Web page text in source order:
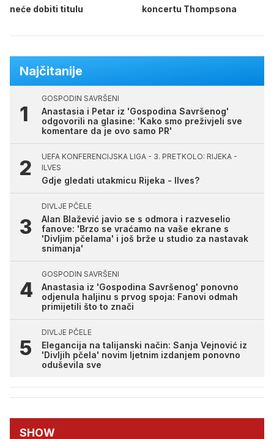
neće dobiti titulu
koncertu Thompsona
Najčitanije
GOSPODIN SAVRŠENI
Anastasia i Petar iz 'Gospodina Savršenog'
odgovorili na glasine: 'Kako smo preživjeli sve
komentare da je ovo samo PR'
UEFA KONFERENCIJSKA LIGA - 3. PRETKOLO: RIJEKA -
ILVES
Gdje gledati utakmicu Rijeka - Ilves?
DIVLJE PČELE
Alan Blažević javio se s odmora i razveselio
fanove: 'Brzo se vraćamo na vaše ekrane s
'Divljim pčelama' i još brže u studio za nastavak
snimanja'
GOSPODIN SAVRŠENI
Anastasia iz 'Gospodina Savršenog' ponovno
odjenula haljinu s prvog spoja: Fanovi odmah
primijetili što to znači
DIVLJE PČELE
Elegancija na talijanski način: Sanja Vejnović iz
'Divljih pčela' novim ljetnim izdanjem ponovno
oduševila sve
SHOW